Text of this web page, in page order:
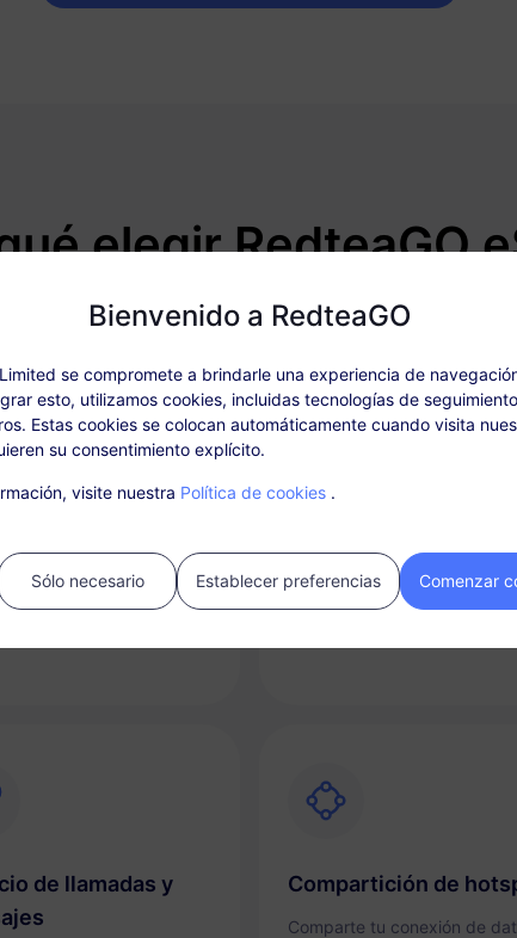
elegir RedteaGO
tu eSIM de manera rápida
desde tu teléfono.
Recarga fácilmente tu plan
datos según sea necesario y
mantén un paquete por
de llamadas y
Compartición de
Comparte tu conexión de
Bienvenido a RedteaGO
se compromete a brindarle una experiencia de
esto, utilizamos cookies, incluidas tecnologías de
Estas cookies se colocan automáticamente cuando visita
su consentimiento explícito.
visite nuestra Política de cookies .
Sólo necesario Establecer preferencias Comenzar